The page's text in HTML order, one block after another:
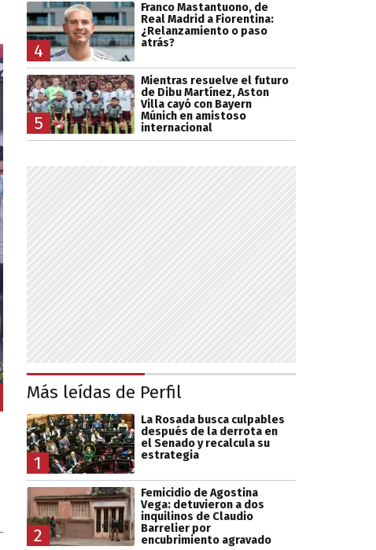
4
Franco Mastantuono, de
Real Madrid a Fiorentina:
¿Relanzamiento o paso
atrás?
5
Mientras resuelve el futuro
de Dibu Martínez, Aston
Villa cayó con Bayern
Múnich en amistoso
internacional
Más leídas de Perfil
1
La Rosada busca culpables
después de la derrota en
el Senado y recalcula su
estrategia
2
Femicidio de Agostina
Vega: detuvieron a dos
inquilinos de Claudio
Barrelier por
encubrimiento agravado